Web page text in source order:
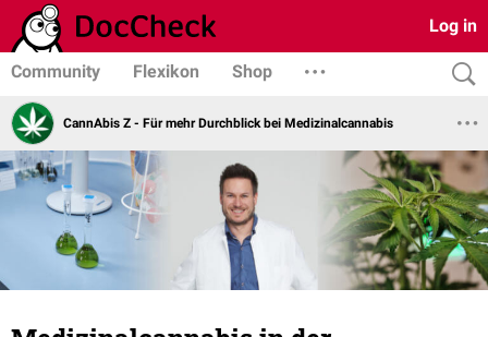
Log in
Community Flexikon Shop
CannAbis Z - Für mehr Durchblick bei Medizinalcannabis